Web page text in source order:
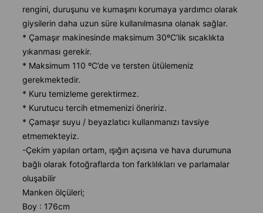
rengini, duruşunu ve kumaşını korumaya yardımcı olarak
giysilerin daha uzun süre kullanılmasına olanak sağlar.
* Çamaşır makinesinde maksimum 30ºC’lik sıcaklıkta
yıkanması gerekir.
* Maksimum 110 ºC’de ve tersten ütülemeniz
gerekmektedir.
* Kuru temizleme gerektirmez.
* Kurutucu tercih etmemenizi öneririz.
* Çamaşır suyu / beyazlatıcı kullanmanızı tavsiye
etmemekteyiz.
-Çekim yapılan ortam, ışığın açısına ve hava durumuna
bağlı olarak fotoğraflarda ton farklılıkları ve parlamalar
oluşabilir
Manken ölçüleri;
Boy : 176cm